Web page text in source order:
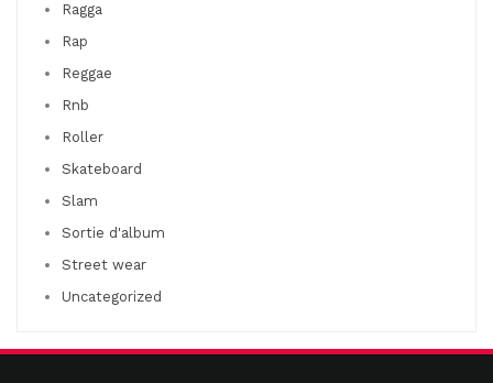
Ragga
Rap
Reggae
Rnb
Roller
Skateboard
Slam
Sortie d'album
Street wear
Uncategorized